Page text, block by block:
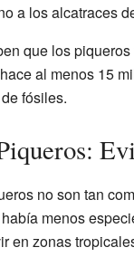
a los alcatraces
que los
al menos 15
fósiles.
no son tan
menos
en zonas